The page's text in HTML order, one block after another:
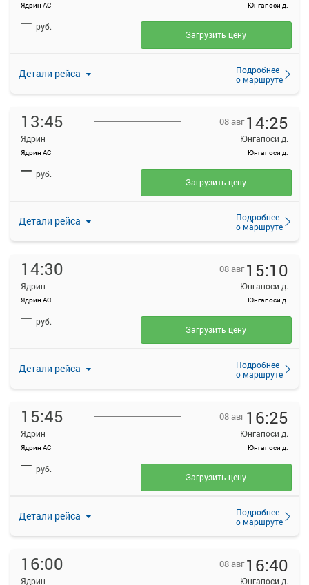
Ядрин АС Юнгапоси д.
Детали рейса
Подробнее
о маршруте
— руб.
Загрузить цену
13:45
Ядрин
Ядрин АС
08 авг 14:25
Юнгапоси д.
Юнгапоси д.
Детали рейса
Подробнее
о маршруте
— руб.
Загрузить цену
14:30
Ядрин
Ядрин АС
08 авг 15:10
Юнгапоси д.
Юнгапоси д.
Детали рейса
Подробнее
о маршруте
— руб.
Загрузить цену
15:45
Ядрин
Ядрин АС
08 авг 16:25
Юнгапоси д.
Юнгапоси д.
Детали рейса
Подробнее
о маршруте
— руб.
Загрузить цену
16:00
Ядрин
08 авг 16:40
Юнгапоси д.